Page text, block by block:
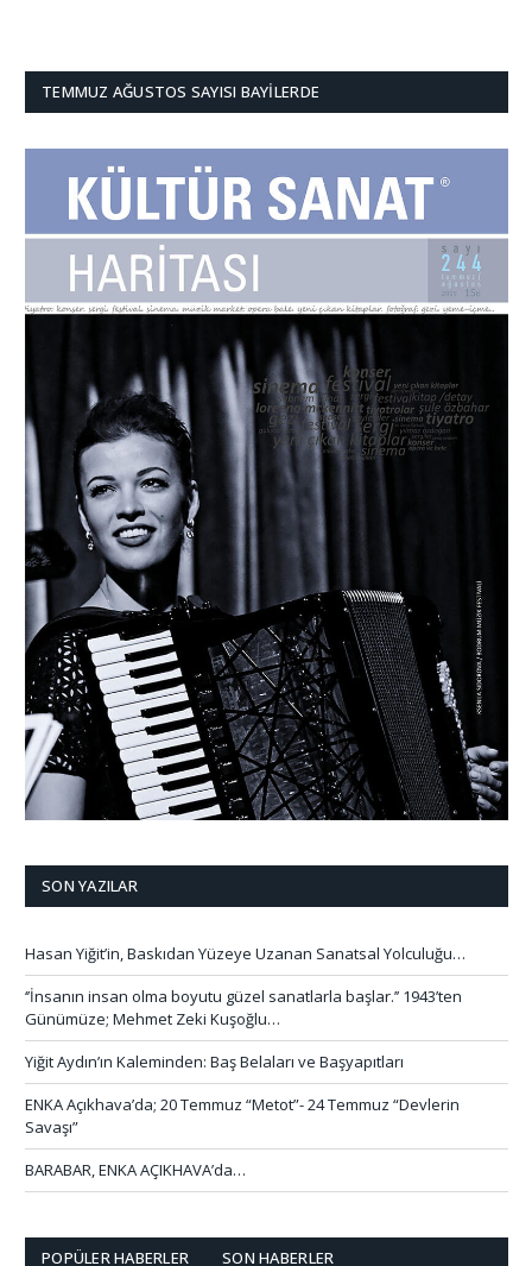
TEMMUZ AĞUSTOS SAYISI BAYILERDE
SON YAZILAR
Hasan Yiğit’in, Baskıdan Yüzeye Uzanan Sanatsal Yolculuğu…
‘’İnsanın insan olma boyutu güzel sanatlarla başlar.’’ 1943’ten
Günümüze; Mehmet Zeki Kuşoğlu…
Yiğit Aydın’ın Kaleminden: Baş Belaları ve Başyapıtları
ENKA Açıkhava’da; 20 Temmuz “Metot”- 24 Temmuz “Devlerin
Savaşı”
BARABAR, ENKA AÇIKHAVA’da…
POPÜLER HABERLER SON HABERLER